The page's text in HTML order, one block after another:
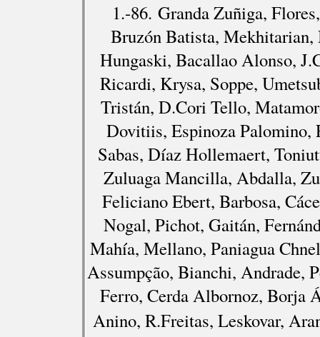
1.-86. Granda Zuñiga,
Bruzón Batista,
Hungaski, Bacallao Alonso,
Ricardi, Krysa, Soppe,
Tristán, D.Cori Tello,
Dovitiis, Espinoza Palomino,
Sabas, Díaz Hollemaert,
Zuluaga Mancilla, Abdalla,
Feliciano Ebert, Barbosa,
Nogal, Pichot, Gaitán,
Mahía, Mellano, Paniagua
Assumpção, Bianchi, Andrade,
Ferro, Cerda Albornoz, Borja
Anino, R.Freitas, Leskovar,